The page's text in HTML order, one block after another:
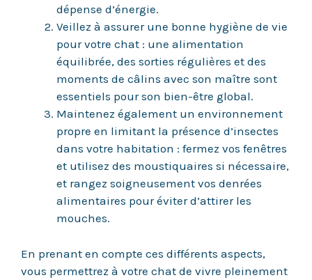
dépense d’énergie.
Veillez à assurer une bonne hygiène de vie
pour votre chat : une alimentation
équilibrée, des sorties régulières et des
moments de câlins avec son maître sont
essentiels pour son bien-être global.
Maintenez également un environnement
propre en limitant la présence d’insectes
dans votre habitation : fermez vos fenêtres
et utilisez des moustiquaires si nécessaire,
et rangez soigneusement vos denrées
alimentaires pour éviter d’attirer les
mouches.
En prenant en compte ces différents aspects,
vous permettrez à votre chat de vivre pleinement